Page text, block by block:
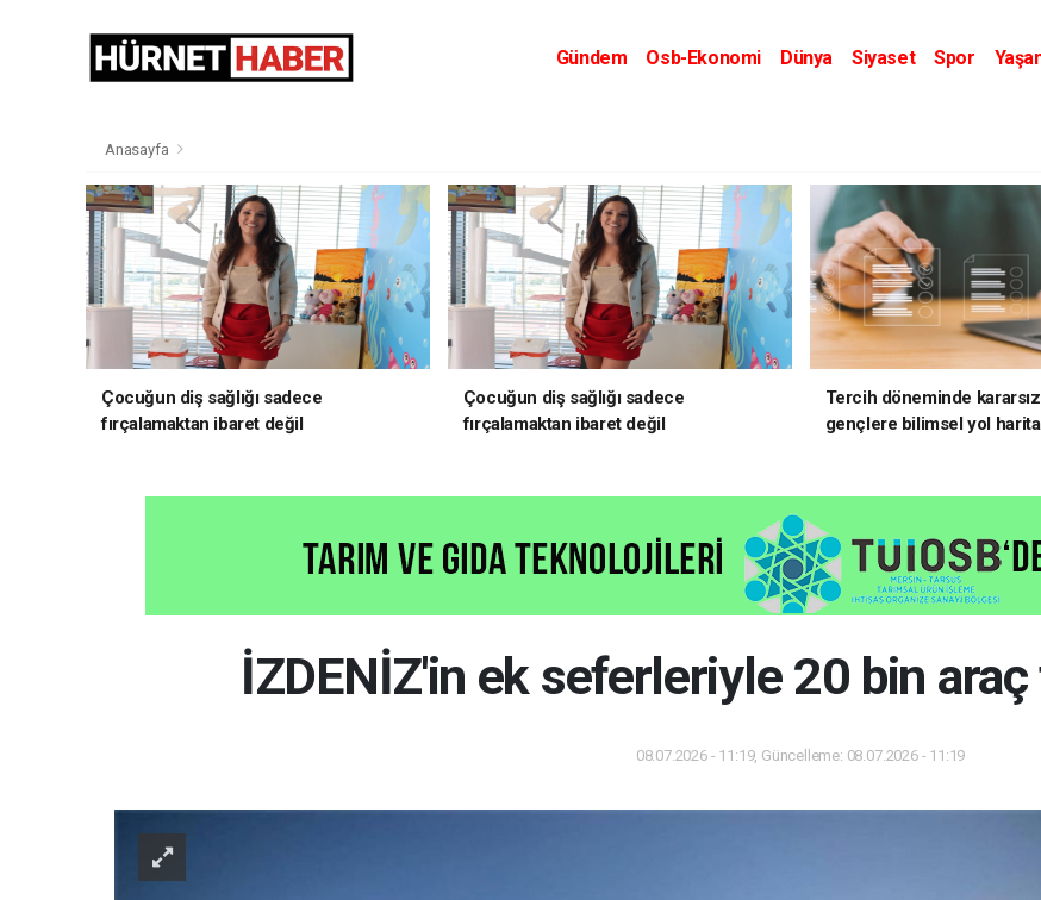
Gündem Osb-Ekonomi Dünya Siyaset Spor
Anasayfa
Çocuğun diş sağlığı sadece
fırçalamaktan ibaret değil
Çocuğun diş sağlığı sadece
fırçalamaktan ibaret değil
Tercih döneminde
gençlere bilimsel yol
İZDENİZ'in ek seferleriyle 20 bin araç
08.07.2026 - 11:19, Güncelleme: 08.07.2026 - 11:19